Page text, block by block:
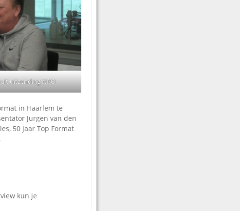
uitzending NPO
in Haarlem te
Jurgen van den
50 jaar Top Format
kun je